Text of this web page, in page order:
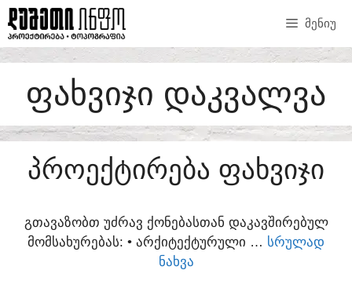
SKIP
TO
CONTENT
ᲛᲔᲜᲘᲣ
ᲤᲐᲮᲕᲘᲯᲘ ᲓᲐᲙᲕᲐᲚᲕᲐ
ᲞᲠᲝᲔᲥᲢᲘᲠᲔᲑᲐ ᲤᲐᲮᲕᲘᲯᲘ
ᲒᲗᲐᲕᲐᲖᲝᲑᲗ ᲣᲫᲠᲐᲕ ᲥᲝᲜᲔᲑᲐᲡᲗᲐᲜ ᲓᲐᲙᲐᲕᲨᲘᲠᲔᲑᲣᲚ
ᲛᲝᲛᲡᲐᲮᲣᲠᲔᲑᲐᲡ:​ • ᲐᲠᲥᲘᲢᲔᲥᲢᲣᲠᲣᲚᲘ … ᲡᲠᲣᲚᲐᲓ
ᲜᲐᲮᲕᲐ